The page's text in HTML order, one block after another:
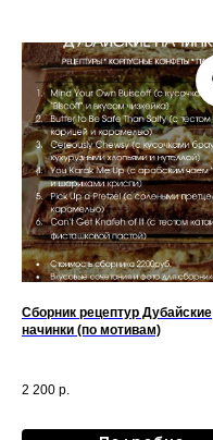
Сборник рецептур Дубайские
начинки (по мотивам)
2 200 р.